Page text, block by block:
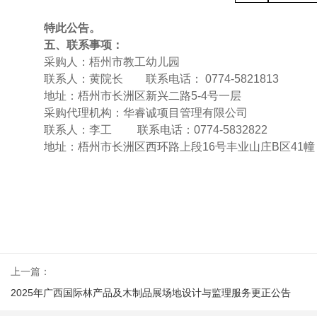
特此公告。
五、联系事项：
采购人：梧州市教工幼儿园
联系人：黄院长
联系电话：
0774-5821813
地址：梧州市长洲区新兴二路5-4号一层
采购代理机构：华睿诚项目管理有限公司
联系人：李工
联系电话： 0774-5832822
地址：梧州市长洲区西环路上段16号丰业山庄B区41幢
上一篇：
2025年广西国际林产品及木制品展场地设计与监理服务更正公告